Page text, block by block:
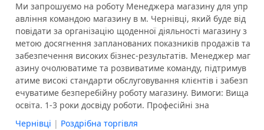
Ми запрошуємо на роботу Менеджера магазину для упр
авління командою магазину в м. Чернівці, який буде від
повідати за організацію щоденної діяльності магазину з
метою досягнення запланованих показників продажів та
забезпечення високих бізнес-результатів. Менеджер маг
азину очолюватиме та розвиватиме команду, підтримув
атиме високі стандарти обслуговування клієнтів і забезп
ечуватиме безперебійну роботу магазину. Вимоги: Вища
освіта. 1-3 роки досвіду роботи. Професійні зна
Чернівці | Роздрібна торгівля